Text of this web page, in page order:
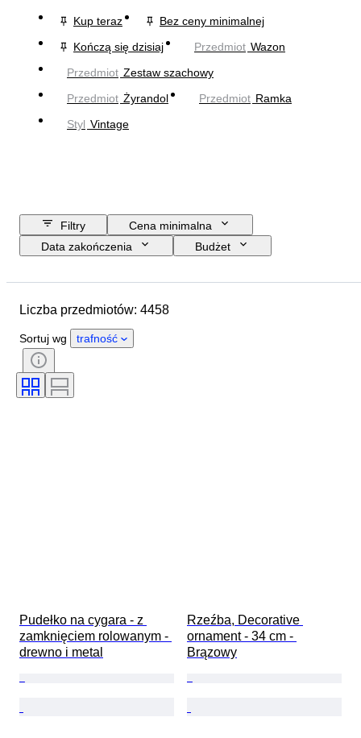
Kup teraz
Bez ceny minimalnej
Kończą się dzisiaj
Przedmiot Wazon
Przedmiot Zestaw szachowy
Przedmiot Żyrandol Przedmiot Ramka
Styl Vintage
Filtry
Cena minimalna
Data zakończenia
Budżet
Kraj pochodzenia
Stan
Certyfikacja
Podpis
Mechanizm zegarka
Liczba przedmiotów: 4458
Sortuj wg trafność
Pudełko na cygara - z
zamknięciem rolowanym -
drewno i metal
Rzeźba, Decorative
ornament - 34 cm -
Brązowy